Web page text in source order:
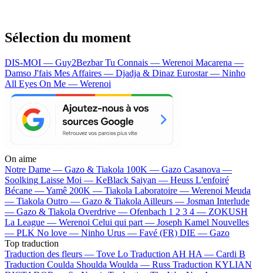
Sélection du moment
DIS-MOI — Guy2BezbarTu Connais — Werenoi Macarena —
Damso J'fais Mes Affaires — Djadja & Dinaz Eurostar — Ninho
All Eyes On Me — Werenoi
On aime
Notre Dame — Gazo & Tiakola 100K — Gazo Casanova —
Soolking Laisse Moi — KeBlack Saiyan — Heuss L'enfoiré
Bécane —Yamê 200K — Tiakola Laboratoire — Werenoi Meuda
— Tiakola Outro — Gazo & Tiakola Ailleurs — Josman Interlude
— Gazo & Tiakola Overdrive — Ofenbach 1 2 3 4 — ZOKUSH
La League — Werenoi Celui qui part — Joseph Kamel Nouvelles
— PLK No love — Ninho Urus — Favé (FR) DIE — Gazo
Top traduction
Traduction des fleurs — Tove Lo Traduction AH HA — Cardi B
Traduction Coulda Shoulda Woulda — Russ Traduction KYLIAN